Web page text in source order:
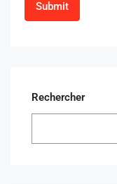
Rechercher